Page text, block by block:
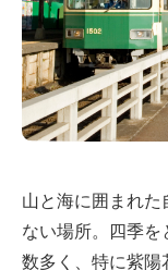
山と海に囲まれ
ない場所。四季
数多く、特に紫